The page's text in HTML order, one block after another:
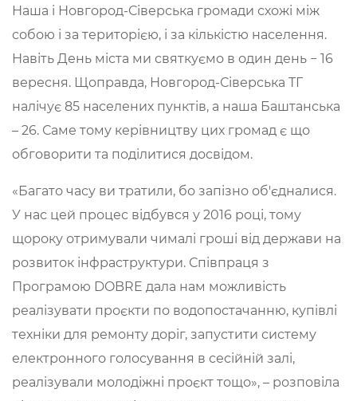
Наша і Новгород-Сіверська громади схожі між
собою і за територією, і за кількістю населення.
Навіть День міста ми святкуємо в один день − 16
вересня. Щоправда, Новгород-Сіверська ТГ
налічує 85 населених пунктів, а наша Баштанська
– 26. Саме тому керівництву цих громад є що
обговорити та поділитися досвідом.
«Багато часу ви тратили, бо запізно об'єдналися.
У нас цей процес відбувся у 2016 році, тому
щороку отримували чималі гроші від держави на
розвиток інфраструктури. Співпраця з
Програмою DOBRE дала нам можливість
реалізувати проєкти по водопостачанню, купівлі
техніки для ремонту доріг, запустити систему
електронного голосування в сесійній залі,
реалізували молодіжні проєкт тощо», – розповіла